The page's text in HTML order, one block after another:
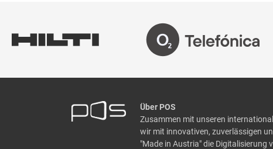
Über POS
Zusammen mit unseren
wir mit innovativen, zuverlässigen
"Made in Austria" die Digitalisierung